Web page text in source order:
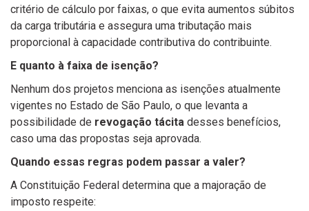
critério de cálculo por faixas, o que evita aumentos súbitos
da carga tributária e assegura uma tributação mais
proporcional à capacidade contributiva do contribuinte.
E quanto à faixa de isenção?
Nenhum dos projetos menciona as isenções atualmente
vigentes no Estado de São Paulo, o que levanta a
possibilidade de revogação tácita desses benefícios,
caso uma das propostas seja aprovada.
Quando essas regras podem passar a valer?
A Constituição Federal determina que a majoração de
imposto respeite: